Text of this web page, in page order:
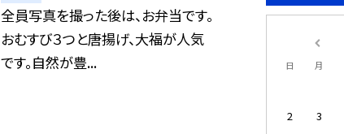
全員写真を撮った後は、お弁当です。
おむすび３つと唐揚げ、大福が人気
です。自然が豊...
日 月
2
3